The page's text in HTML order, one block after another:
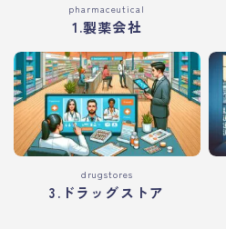
pharmaceutical
1.製薬会社
drugstores
3.ドラッグストア